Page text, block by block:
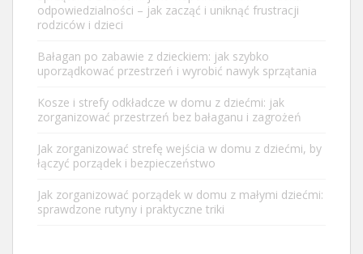
odpowiedzialności – jak zacząć i uniknąć frustracji
rodziców i dzieci
Bałagan po zabawie z dzieckiem: jak szybko
uporządkować przestrzeń i wyrobić nawyk sprzątania
Kosze i strefy odkładcze w domu z dziećmi: jak
zorganizować przestrzeń bez bałaganu i zagrożeń
Jak zorganizować strefę wejścia w domu z dziećmi, by
łączyć porządek i bezpieczeństwo
Jak zorganizować porządek w domu z małymi dziećmi:
sprawdzone rutyny i praktyczne triki